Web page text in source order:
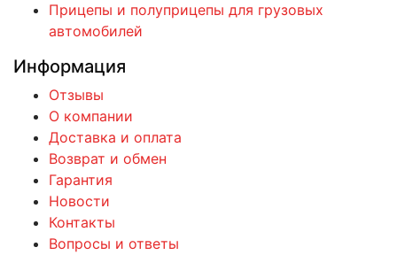
Прицепы и полуприцепы для грузовых
автомобилей
Информация
Отзывы
О компании
Доставка и оплата
Возврат и обмен
Гарантия
Новости
Контакты
Вопросы и ответы